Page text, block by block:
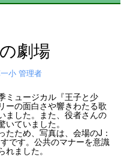
劇場
小 管理者
ミュージカル『王子と少
ーの面白さや響きわたる歌
ました。また、役者さんの
いていました。
ため、写真は、会場のJ：
です。公共のマナーを意識
れました。